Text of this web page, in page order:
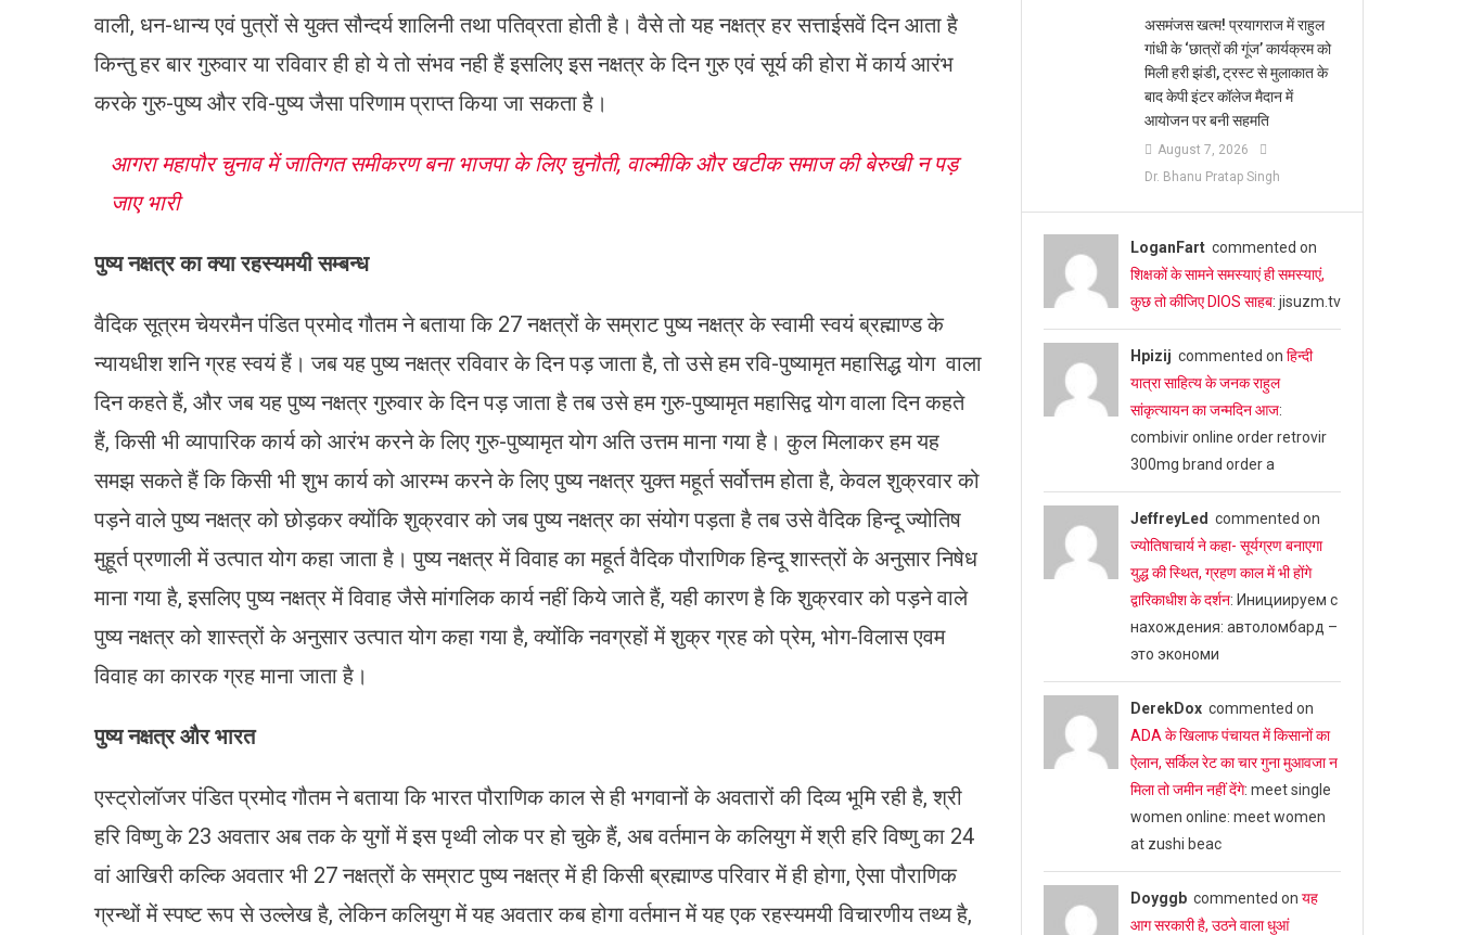
वाली, धन-धान्य एवं पुत्रों से युक्त सौन्दर्य शालिनी तथा पतिव्रता होती है। वैसे तो यह नक्षत्र हर सत्ताईसवें दिन आता है
किन्तु हर बार गुरुवार या रविवार ही हो ये तो संभव नही हैं इसलिए इस नक्षत्र के दिन गुरु एवं सूर्य की होरा में कार्य आरंभ
करके गुरु-पुष्य और रवि-पुष्य जैसा परिणाम प्राप्त किया जा सकता है।
आगरा महापौर चुनाव में जातिगत समीकरण बना भाजपा के लिए चुनौती, वाल्मीकि और खटीक समाज की बेरुखी न पड़
जाए भारी
पुष्य नक्षत्र का क्या रहस्यमयी सम्बन्ध
वैदिक सूत्रम चेयरमैन पंडित प्रमोद गौतम ने बताया कि 27 नक्षत्रों के सम्राट पुष्य नक्षत्र के स्वामी स्वयं ब्रह्माण्ड के
न्यायधीश शनि ग्रह स्वयं हैं। जब यह पुष्य नक्षत्र रविवार के दिन पड़ जाता है, तो उसे हम रवि-पुष्यामृत महासिद्ध योग वाला
दिन कहते हैं, और जब यह पुष्य नक्षत्र गुरुवार के दिन पड़ जाता है तब उसे हम गुरु-पुष्यामृत महासिद्व योग वाला दिन कहते
हैं, किसी भी व्यापारिक कार्य को आरंभ करने के लिए गुरु-पुष्यामृत योग अति उत्तम माना गया है। कुल मिलाकर हम यह
समझ सकते हैं कि किसी भी शुभ कार्य को आरम्भ करने के लिए पुष्य नक्षत्र युक्त महूर्त सर्वोत्तम होता है, केवल शुक्रवार को
पड़ने वाले पुष्य नक्षत्र को छोड़कर क्योंकि शुक्रवार को जब पुष्य नक्षत्र का संयोग पड़ता है तब उसे वैदिक हिन्दू ज्योतिष
मुहूर्त प्रणाली में उत्पात योग कहा जाता है। पुष्य नक्षत्र में विवाह का महूर्त वैदिक पौराणिक हिन्दू शास्त्रों के अनुसार निषेध
माना गया है, इसलिए पुष्य नक्षत्र में विवाह जैसे मांगलिक कार्य नहीं किये जाते हैं, यही कारण है कि शुक्रवार को पड़ने वाले
पुष्य नक्षत्र को शास्त्रों के अनुसार उत्पात योग कहा गया है, क्योंकि नवग्रहों में शुक्र ग्रह को प्रेम, भोग-विलास एवम
विवाह का कारक ग्रह माना जाता है।
पुष्य नक्षत्र और भारत
एस्ट्रोलॉजर पंडित प्रमोद गौतम ने बताया कि भारत पौराणिक काल से ही भगवानों के अवतारों की दिव्य भूमि रही है, श्री
हरि विष्णु के 23 अवतार अब तक के युगों में इस पृथ्वी लोक पर हो चुके हैं, अब वर्तमान के कलियुग में श्री हरि विष्णु का 24
वां आखिरी कल्कि अवतार भी 27 नक्षत्रों के सम्राट पुष्य नक्षत्र में ही किसी ब्रह्माण्ड परिवार में ही होगा, ऐसा पौराणिक
ग्रन्थों में स्पष्ट रूप से उल्लेख है, लेकिन कलियुग में यह अवतार कब होगा वर्तमान में यह एक रहस्यमयी विचारणीय तथ्य है,
असमंजस खत्म! प्रयागराज में राहुल
गांधी के ‘छात्रों की गूंज’ कार्यक्रम को
मिली हरी झंडी, ट्रस्ट से मुलाकात के
बाद केपी इंटर कॉलेज मैदान में
आयोजन पर बनी सहमति
August 7, 2026
Dr. Bhanu Pratap Singh
LoganFartcommented on
शिक्षकों के सामने समस्याएं ही समस्याएं,
कुछ तो कीजिए DIOS साहब: jisuzm.tv
Hpizij commented on हिन्दी
यात्रा साहित्य के जनक राहुल
सांकृत्यायन का जन्‍मदिन आज:
combivir online order retrovir
300mg brand order a
JeffreyLed commented on
ज्योतिषाचार्य ने कहा- सूर्यग्रण बनाएगा
युद्ध की स्थित, ग्रहण काल में भी होंगे
द्वारिकाधीश के दर्शन: Инициируем с
нахождения: автоломбард –
это экономи
DerekDoxcommented on
ADA के खिलाफ पंचायत में किसानों का
ऐलान, सर्किल रेट का चार गुना मुआवजा न
मिला तो जमीन नहीं देंगे: meet single
women online: meet women
at zushi beac
Doyggbcommented on यह
आग सरकारी है, उठने वाला धुआं